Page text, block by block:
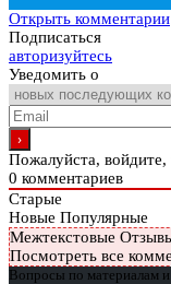
Открыть комментарии
Подписаться
авторизуйтесь
Уведомить о
Пожалуйста,
0 комментариев
Старые
Новые Популярные
Межтекстовые
Посмотреть все
Вопросы по материалам